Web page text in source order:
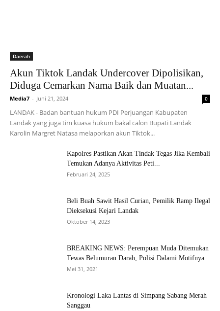
Daerah
Akun Tiktok Landak Undercover Dipolisikan,
Diduga Cemarkan Nama Baik dan Muatan...
Media7 - Juni 21, 2024 0
LANDAK - Badan bantuan hukum PDI Perjuangan Kabupaten
Landak yang juga tim kuasa hukum bakal calon Bupati Landak
Karolin Margret Natasa melaporkan akun Tiktok...
Kapolres Pastikan Akan Tindak Tegas Jika Kembali
Temukan Adanya Aktivitas Peti...
Februari 24, 2025
Beli Buah Sawit Hasil Curian, Pemilik Ramp Ilegal
Dieksekusi Kejari Landak
Oktober 14, 2023
BREAKING NEWS: Perempuan Muda Ditemukan
Tewas Belumuran Darah, Polisi Dalami Motifnya
Mei 31, 2021
Kronologi Laka Lantas di Simpang Sabang Merah
Sanggau